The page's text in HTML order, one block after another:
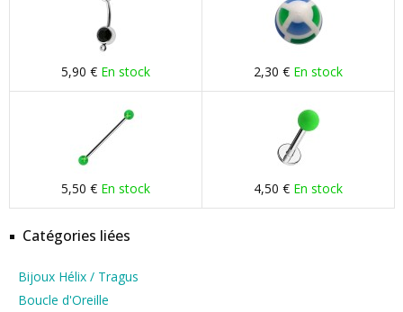
5,90 € En stock 2,30 € En stock
5,50 € En stock 4,50 € En stock
Catégories liées
Bijoux Hélix / Tragus
Boucle d'Oreille